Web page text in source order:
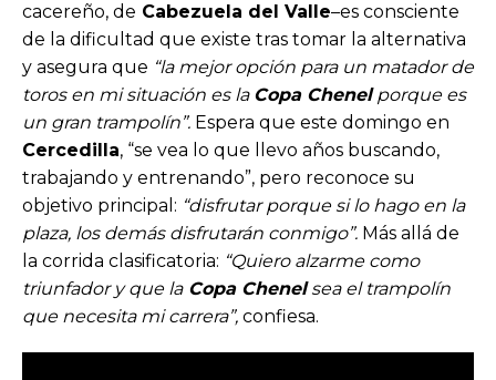
cacereño, de Cabezuela del Valle–es consciente
de la dificultad que existe tras tomar la alternativa
y asegura que “la mejor opción para un matador de
toros en mi situación es la Copa Chenelporque es
un gran trampolín”. Espera que este domingo en
Cercedilla, “se vea lo que llevo años buscando,
trabajando y entrenando”, pero reconoce su
objetivo principal: “disfrutar porque si lo hago en la
plaza, los demás disfrutarán conmigo”. Más allá de
la corrida clasificatoria: “Quiero alzarme como
triunfador y que laCopa Chenelsea el trampolín
que necesita mi carrera”, confiesa.